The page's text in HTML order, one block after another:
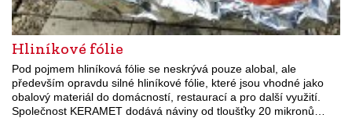
Hliníkové fólie
Pod pojmem hliníková fólie se neskrývá pouze alobal, ale
především opravdu silné hliníkové fólie, které jsou vhodné jako
obalový materiál do domácností, restaurací a pro další využití.
Společnost KERAMET dodává náviny od tloušťky 20 mikronů…